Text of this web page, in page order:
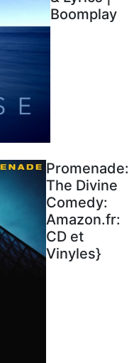
Boomplay
Promenade:
The Divine
Comedy:
Amazon.fr:
CD et
Vinyles}